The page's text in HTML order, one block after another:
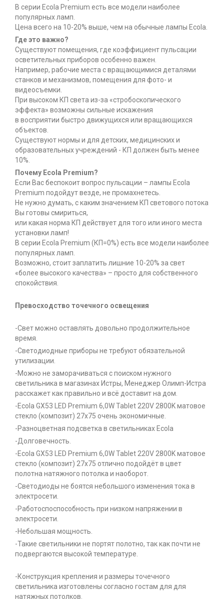
В серии Ecola Premium есть все модели наиболее
популярных ламп.
Цена всего на 10-20% выше, чем на обычные лампы Ecola.
Где это важно?
Существуют помещения, где коэффициент пульсации
осветительных приборов особенно важен.
Например, рабочие места с вращающимися деталями
станков и механизмов, помещения для фото- и
видеосъемки.
При высоком КП света из-за «стробоскопического
эффекта» возможны сильные искажения
в восприятии быстро движущихся или вращающихся
объектов.
Существуют нормы и для детских, медицинских и
образовательных учреждений - КП должен быть менее
10%.
Почему Ecola Premium?
Если Вас беспокоит вопрос пульсации – лампы Ecola
Premium подойдут везде, не промахнетесь.
Не нужно думать, с каким значением КП светового потока
Вы готовы смириться,
или какая норма КП действует для того или иного места
установки ламп!
В серии Ecola Premium (КП=0%) есть все модели наиболее
популярных ламп.
Возможно, стоит заплатить лишние 10-20% за свет
«более высокого качества» – просто для собственного
спокойствия.
Превосходство точечного освещения
-Свет можно оставлять довольно продолжительное
время.
-Светодиодные приборы не требуют обязательной
утилизации.
-Можно не заморачиваться с поиском нужного
светильника в магазинах Истры, Менеджер Олимп-Истра
расскажет как правильно и всё доставит на дом.
-Ecola GX53 LED Premium 6,0W Tablet 220V 2800K матовое
стекло (композит) 27x75 очень экономичные.
-Разноцветная подсветка в светильниках Ecola
-Долговечность.
-Ecola GX53 LED Premium 6,0W Tablet 220V 2800K матовое
стекло (композит) 27x75 отлично подойдёт в цвет
полотна натяжного потолка и наоборот.
-Светодиоды не боятся небольшого изменения тока в
электросети.
-Работоспоспособность при низком напряжении в
электросети.
-Небольшая мощность.
-Такие светильники не портят полотно, так как почти не
подвергаются высокой температуре.
-Конструкция крепления и размеры точечного
светильника изготовлены согласно гостам для для
натяжных потолков.